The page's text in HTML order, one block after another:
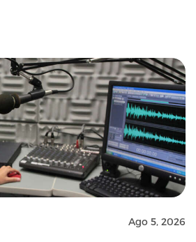
Ago 5, 2026